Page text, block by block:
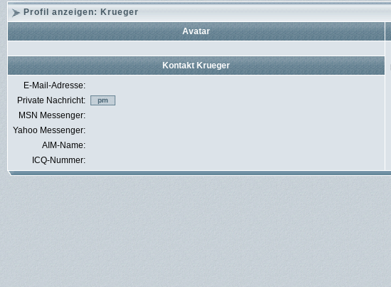
Profil anzeigen: Krueger
Avatar
Kontakt Krueger
E-Mail-Adresse:
Private Nachricht:
MSN Messenger:
Yahoo Messenger:
AIM-Name:
ICQ-Nummer: